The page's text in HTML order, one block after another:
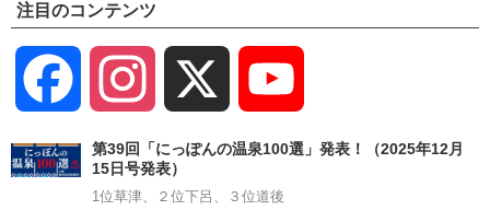
注目のコンテンツ
Facebook Instagram
Channel
第39回「にっぽんの温泉100選」発表！（2025年12月
15日号発表）
1位草津、２位下呂、３位道後